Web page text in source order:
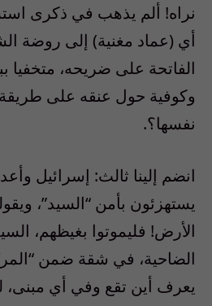
نراه! ألم يذهب في ذكرى
أي (عماد مغنية) إلى روضة
الفاتحة على ضريحه، متخفيا
وكوفية حول عنقه على
نفسها؟.
انضم إلينا ثالث: إسرائيل
يستهزئون بأمن “السيد”،
الأرض! فليموتوا بغيظهم،
الضاحية، في شقة ضمن
يعرف أين تقع وفي أي مبنى،